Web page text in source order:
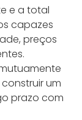
e a total
capazes
preços
um
prazo com